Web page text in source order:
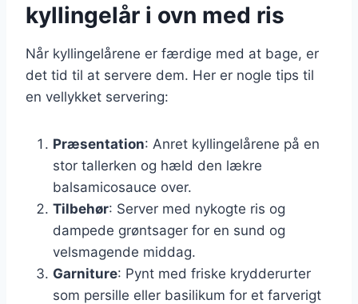
kyllingelår i ovn med ris
Når kyllingelårene er færdige med at bage, er
det tid til at servere dem. Her er nogle tips til
en vellykket servering:
Præsentation: Anret kyllingelårene på en
stor tallerken og hæld den lækre
balsamicosauce over.
Tilbehør: Server med nykogte ris og
dampede grøntsager for en sund og
velsmagende middag.
Garniture: Pynt med friske krydderurter
som persille eller basilikum for et farverigt